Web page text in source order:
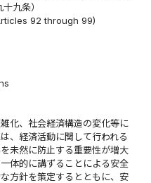
九条）
92 through 99)
化、社会経済構造の変化等に
、経済活動に関して行われる
未然に防止する重要性が増大
体的に講ずることによる安全
方針を策定するとともに、安